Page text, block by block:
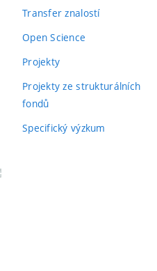
Transfer znalostí
Open Science
Projekty
Projekty ze strukturálních
fondů
Specifický výzkum